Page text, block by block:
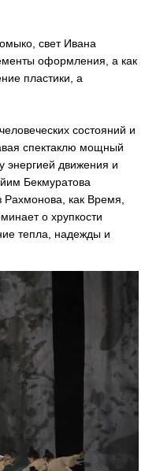
свет Ивана
оформления, а как
пластики, а
состояний и
спектаклю мощный
энергией движения и
Бекмуратова
как Время,
о хрупкости
тепла, надежды и